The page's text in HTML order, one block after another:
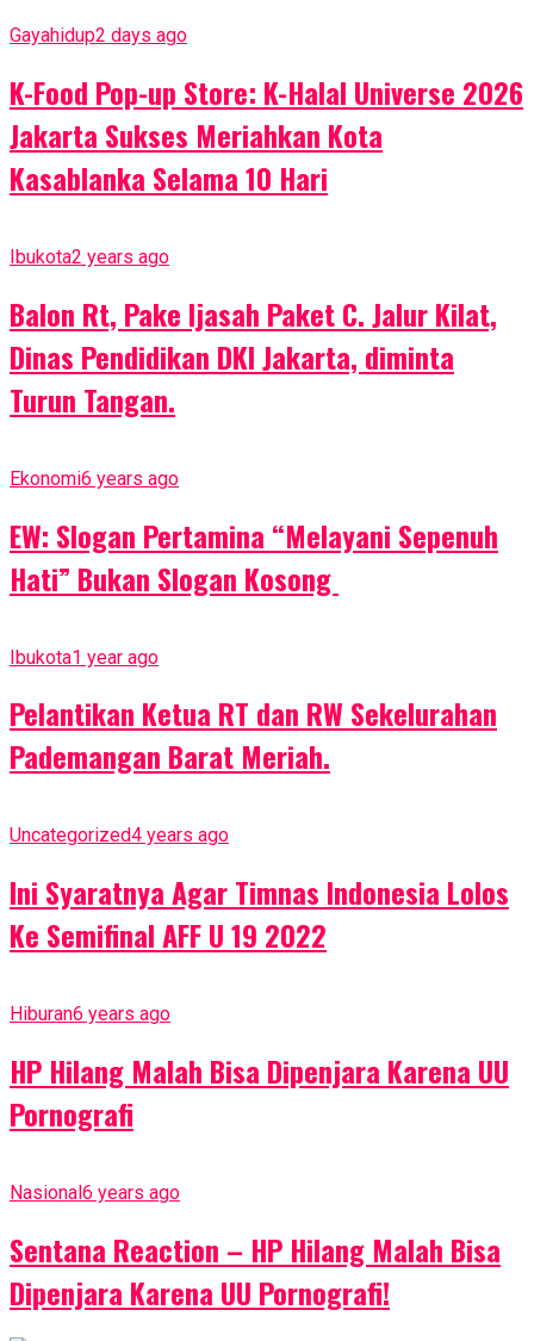
Gayahidup2 days ago
K-Food Pop-up Store: K-Halal Universe 2026
Jakarta Sukses Meriahkan Kota
Kasablanka Selama 10 Hari
Ibukota2 years ago
Balon Rt, Pake Ijasah Paket C. Jalur Kilat,
Dinas Pendidikan DKI Jakarta, diminta
Turun Tangan.
Ekonomi6 years ago
EW: Slogan Pertamina “Melayani Sepenuh
Hati” Bukan Slogan Kosong
Ibukota1 year ago
Pelantikan Ketua RT dan RW Sekelurahan
Pademangan Barat Meriah.
Uncategorized4 years ago
Ini Syaratnya Agar Timnas Indonesia Lolos
Ke Semifinal AFF U 19 2022
Hiburan6 years ago
HP Hilang Malah Bisa Dipenjara Karena UU
Pornografi
Nasional6 years ago
Sentana Reaction – HP Hilang Malah Bisa
Dipenjara Karena UU Pornografi!